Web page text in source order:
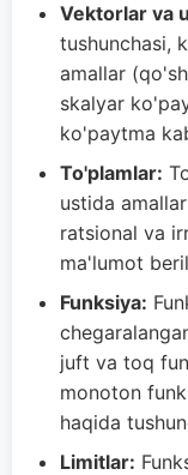
Vektorlar va
tushunchasi,
amallar
skalyar
ko'paytma
To'plamlar:
ustida
ratsional va
ma'lumot
Funksiya:
juft va toq
monoton
haqida
Limitlar: